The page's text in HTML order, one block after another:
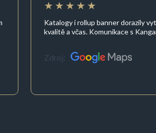
Katalogy i rollup banner dorazily
kvalitě a včas. Komunikace s
Zdroj: